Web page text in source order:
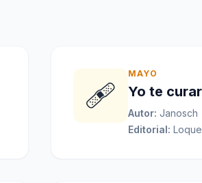
🩹
MAYO
Yo te
Autor: Janosch
Editorial: